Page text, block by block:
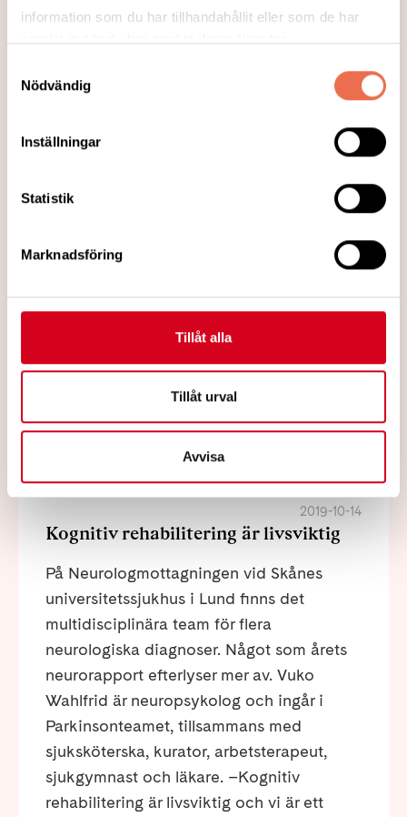
information som du har tillhandahållit eller som de har
Nödvändig
Inställningar
Statistik
Marknadsföring
Tillåt alla
Tillåt urval
Avvisa
beror på en ”nervskada” och
påverkar många av Neuros medlemmar
ryggmärgsskada och polyneuropati. Över
Neurorapporten[1] har symptomet smärta.
smärta, finns idag få
2019-10-14
Kognitiv rehabilitering är livsviktig
På Neurologmottagningen vid Skånes
universitetssjukhus i Lund finns det
multidisciplinära team för flera
neurologiska diagnoser. Något som årets
neurorapport efterlyser mer av. Vuko
Wahlfrid är neuropsykolog och ingår i
Parkinsonteamet, tillsammans med
sjuksköterska, kurator, arbetsterapeut,
sjukgymnast och läkare. –Kognitiv
rehabilitering är livsviktig och vi är ett